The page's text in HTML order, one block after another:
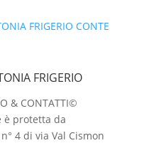
FRIGERIO
& CONTATTI©
è protetta da
4 di via Val Cismon